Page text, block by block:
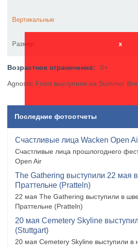
Вертикальные
Размер x
Возрастное ограничение: 0+
Agnostic Front выступили на Summer
Последние фотоотчеты
Счастливые лица Wacken Open
Счастливые лица прошлогоднего
Open Air
The Gathering выступили 22 мая
Праттельне (Pratteln)
22 мая The Gathering выступили в
Праттельне (Pratteln)
20 мая Cemetery Skyline
(Stuttgart)
20 мая Cemetery Skyline выступили в